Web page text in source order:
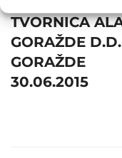
navigation
TVORNICA
GORAŽDE D.D.
GORAŽDE
30.06.2015